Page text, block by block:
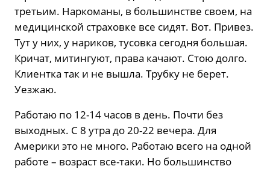
третьим. Наркоманы, в большинстве своем, на
медицинской страховке все сидят. Вот. Привез.
Тут у них, у нариков, тусовка сегодня большая.
Кричат, митингуют, права качают. Стою долго.
Клиентка так и не вышла. Трубку не берет.
Уезжаю.
Работаю по 12-14 часов в день. Почти без
выходных. С 8 утра до 20-22 вечера. Для
Америки это не много. Работаю всего на одной
работе – возраст все-таки. Но большинство